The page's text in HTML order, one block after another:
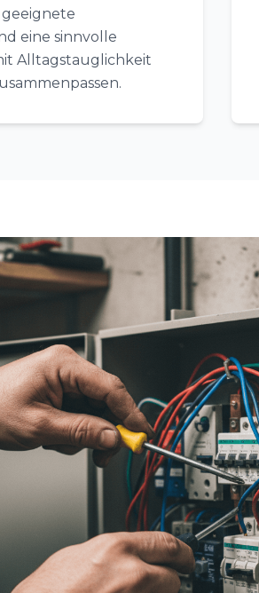
eine sinnvolle
Alltagstauglichkeit